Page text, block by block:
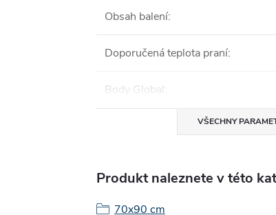
Obsah balení:
Doporučená teplota praní:
Body Global:
VŠECHNY
Produkt naleznete v této
70x90 cm